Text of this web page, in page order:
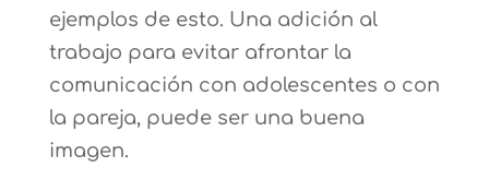
ejemplos de esto. Una adición al
trabajo para evitar afrontar la
comunicación con adolescentes o con
la pareja, puede ser una buena
imagen.